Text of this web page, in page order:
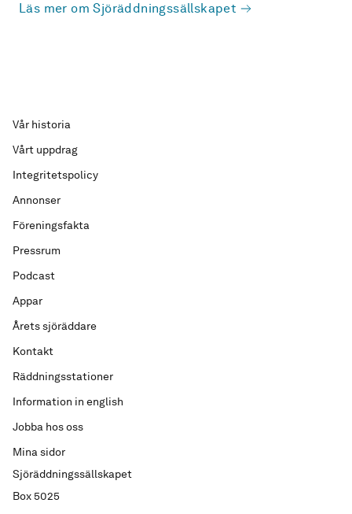
Läs mer om Sjöräddningssällskapet
Sjöräddningssällskapet
Box 5025
Vår historia
Vårt uppdrag
Integritetspolicy
Annonser
Föreningsfakta
Pressrum
Podcast
Appar
Årets sjöräddare
Kontakt
Räddningsstationer
Information in english
Jobba hos oss
Mina sidor